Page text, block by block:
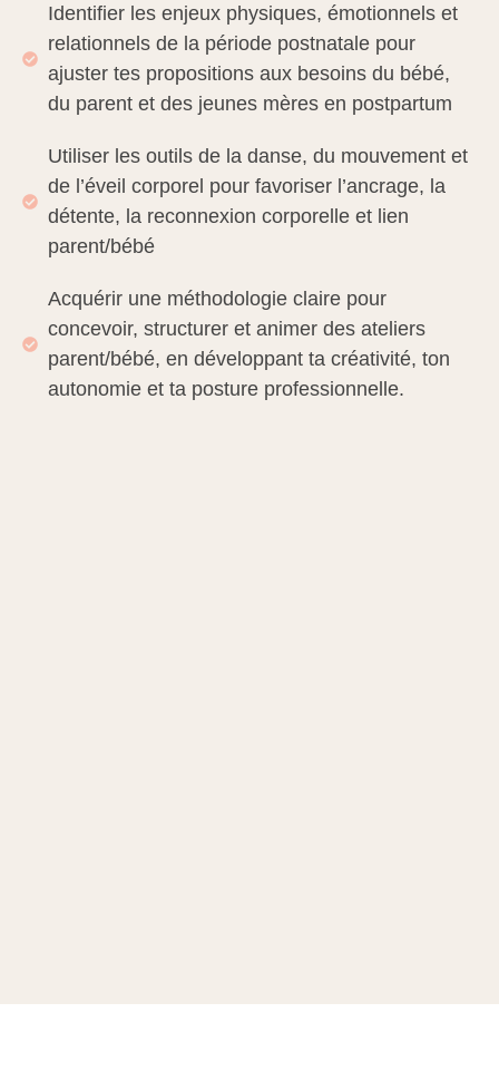
Identifier les enjeux physiques, émotionnels et
relationnels de la période postnatale pour
ajuster tes propositions aux besoins du bébé,
du parent et des jeunes mères en postpartum
Utiliser les outils de la danse, du mouvement et
de l’éveil corporel pour favoriser l’ancrage, la
détente, la reconnexion corporelle et lien
parent/bébé
Acquérir une méthodologie claire pour
concevoir, structurer et animer des ateliers
parent/bébé, en développant ta créativité, ton
autonomie et ta posture professionnelle.